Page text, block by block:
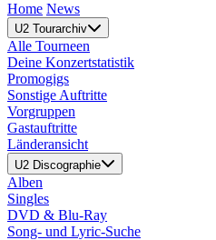
Home News
U2 Tourarchiv
Alle Tourneen
Deine Konzertstatistik
Promogigs
Sonstige Auftritte
Vorgruppen
Gastauftritte
Länderansicht
U2 Discographie
Alben
Singles
DVD & Blu-Ray
Song- und Lyric-Suche